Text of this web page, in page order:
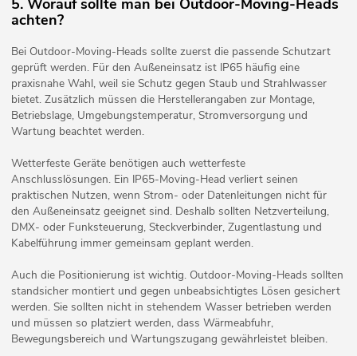
5. Worauf sollte man bei Outdoor-Moving-Heads
achten?
Bei Outdoor-Moving-Heads sollte zuerst die passende Schutzart
geprüft werden. Für den Außeneinsatz ist IP65 häufig eine
praxisnahe Wahl, weil sie Schutz gegen Staub und Strahlwasser
bietet. Zusätzlich müssen die Herstellerangaben zur Montage,
Betriebslage, Umgebungstemperatur, Stromversorgung und
Wartung beachtet werden.
Wetterfeste Geräte benötigen auch wetterfeste
Anschlusslösungen. Ein IP65-Moving-Head verliert seinen
praktischen Nutzen, wenn Strom- oder Datenleitungen nicht für
den Außeneinsatz geeignet sind. Deshalb sollten Netzverteilung,
DMX- oder Funksteuerung, Steckverbinder, Zugentlastung und
Kabelführung immer gemeinsam geplant werden.
Auch die Positionierung ist wichtig. Outdoor-Moving-Heads sollten
standsicher montiert und gegen unbeabsichtigtes Lösen gesichert
werden. Sie sollten nicht in stehendem Wasser betrieben werden
und müssen so platziert werden, dass Wärmeabfuhr,
Bewegungsbereich und Wartungszugang gewährleistet bleiben.